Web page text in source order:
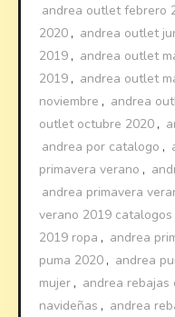
andrea outlet febrero
2020 , andrea outlet
2019 , andrea outlet
2019 , andrea outlet
noviembre , andrea
outlet octubre 2020 ,
andrea por catalogo ,
primavera verano ,
andrea primavera
verano 2019 catalogos
2019 ropa , andrea
puma 2020 , andrea
mujer , andrea rebajas
navideñas , andrea